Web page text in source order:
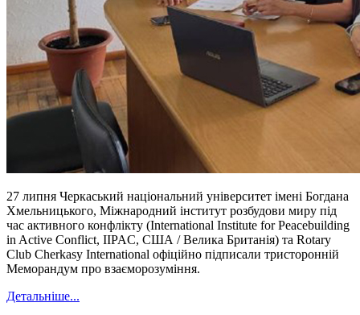
27 липня Черкаський національний університет імені Богдана
Хмельницького, Міжнародний інститут розбудови миру під
час активного конфлікту (International Institute for Peacebuilding
in Active Conflict, IIPAC, США / Велика Британія) та Rotary
Club Cherkasy International офіційно підписали тристоронній
Меморандум про взаєморозуміння.
Детальніше...